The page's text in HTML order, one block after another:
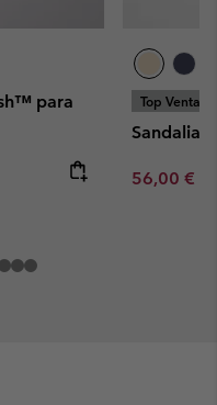
para
Top Ventas
Sandalias
Minimum
56,00 €